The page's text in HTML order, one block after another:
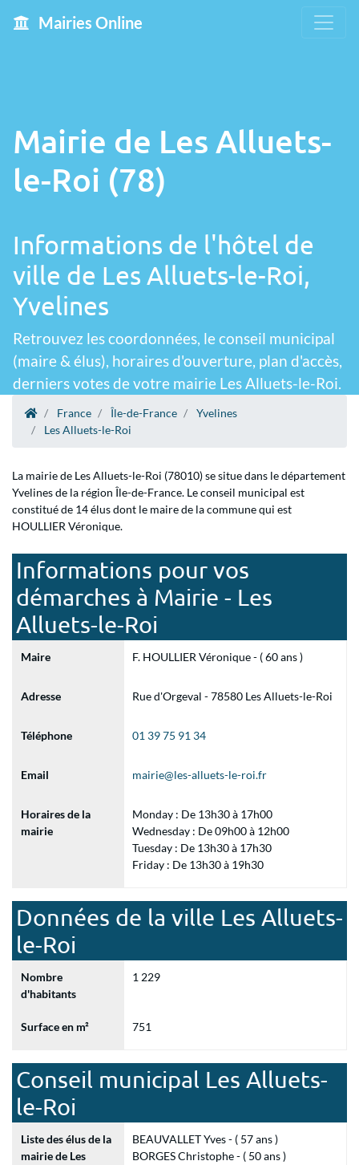
Mairies Online
Mairie de Les Alluets-
le-Roi (78)
Informations de l'hôtel de
ville de Les Alluets-le-Roi,
Yvelines
Retrouvez les coordonnées, le conseil municipal
(maire & élus), horaires d'ouverture, plan d'accès,
derniers votes de votre mairie Les Alluets-le-Roi.
France Île-de-France
Yvelines
Les Alluets-le-Roi
La mairie de Les Alluets-le-Roi (78010) se situe dans le département
Yvelines de la région Île-de-France. Le conseil municipal est
constitué de 14 élus dont le maire de la commune qui est
HOULLIER Véronique.
Informations pour vos
démarches à Mairie - Les
Alluets-le-Roi
Maire F. HOULLIER Véronique - ( 60 ans )
Adresse Rue d'Orgeval - 78580 Les Alluets-le-Roi
Téléphone 01 39 75 91 34
Email mairie@les-alluets-le-roi.fr
Horaires de la
mairie
Monday : De 13h30 à 17h00
Wednesday : De 09h00 à 12h00
Tuesday : De 13h30 à 17h30
Friday : De 13h30 à 19h30
Données de la ville Les Alluets-
le-Roi
Nombre
d'habitants
1 229
Surface en m² 751
Conseil municipal Les Alluets-
le-Roi
Liste des élus de la
mairie de Les
BEAUVALLET Yves - ( 57 ans )
BORGES Christophe - ( 50 ans )